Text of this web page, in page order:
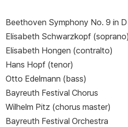
Beethoven Symphony No. 9 in
Elisabeth Schwarzkopf (soprano)
Elisabeth Hongen (contralto)
Hans Hopf (tenor)
Otto Edelmann (bass)
Bayreuth Festival Chorus
Wilhelm Pitz (chorus master)
Bayreuth Festival Orchestra